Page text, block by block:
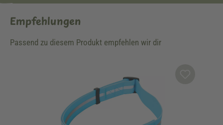
Empfehlungen
Passend zu diesem Produkt empfehlen wir dir